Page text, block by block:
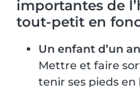
importantes de
tout-petit en
Un enfant d’un
Mettre et faire
tenir ses pieds en